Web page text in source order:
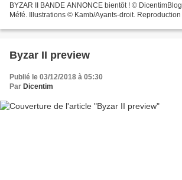
BYZAR II BANDE ANNONCE bientôt ! © DicentimBlog 2018.Animation ©
Méfé. Illustrations © Kamb/Ayants-droit. Reproduction
Byzar II preview
Publié le 03/12/2018 à 05:30
Par Dicentim